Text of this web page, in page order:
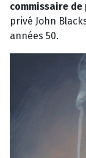
commissaire de
privé John
années 50.